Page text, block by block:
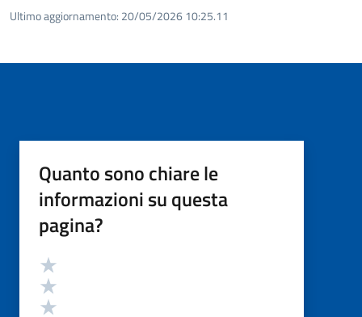
Ultimo aggiornamento: 20/05/2026 10:25.11
Quanto sono chiare le
informazioni su questa
pagina?
Valutazione